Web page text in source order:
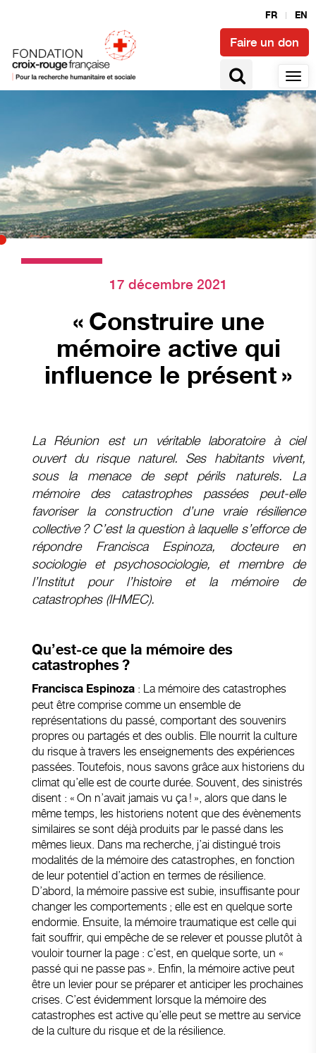
FR EN
Faire un don
17 décembre 2021
« Construire une
mémoire active qui
influence le présent »
La Réunion est un véritable laboratoire à ciel
ouvert du risque naturel. Ses habitants vivent,
sous la menace de sept périls naturels. La
mémoire des catastrophes passées peut-elle
favoriser la construction d’une vraie résilience
collective ? C’est la question à laquelle s’efforce de
répondre Francisca Espinoza, docteure en
sociologie et psychosociologie, et membre de
l’Institut pour l’histoire et la mémoire de
catastrophes (IHMEC).
Qu’est-ce que la mémoire des
catastrophes ?
Francisca Espinoza : La mémoire des catastrophes
peut être comprise comme un ensemble de
représentations du passé, comportant des souvenirs
propres ou partagés et des oublis. Elle nourrit la culture
du risque à travers les enseignements des expériences
passées. Toutefois, nous savons grâce aux historiens du
climat qu’elle est de courte durée. Souvent, des sinistrés
disent : « On n’avait jamais vu ça ! », alors que dans le
même temps, les historiens notent que des évènements
similaires se sont déjà produits par le passé dans les
mêmes lieux. Dans ma recherche, j’ai distingué trois
modalités de la mémoire des catastrophes, en fonction
de leur potentiel d’action en termes de résilience.
D’abord, la mémoire passive est subie, insuffisante pour
changer les comportements ; elle est en quelque sorte
endormie. Ensuite, la mémoire traumatique est celle qui
fait souffrir, qui empêche de se relever et pousse plutôt à
vouloir tourner la page : c’est, en quelque sorte, un «
passé qui ne passe pas ». Enfin, la mémoire active peut
être un levier pour se préparer et anticiper les prochaines
crises. C’est évidemment lorsque la mémoire des
catastrophes est active qu’elle peut se mettre au service
de la culture du risque et de la résilience.